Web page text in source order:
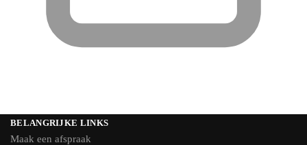
BELANGRIJKE LINKS
Maak een afspraak